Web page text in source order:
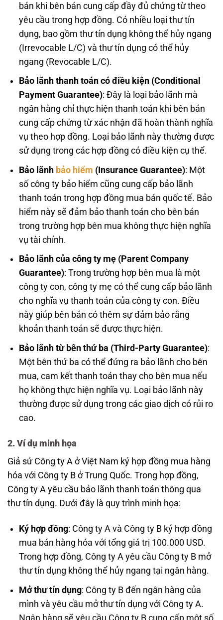
bán khi bên bán cung cấp đầy đủ chứng từ theo
yêu cầu trong hợp đồng. Có nhiều loại thư tín
dụng, bao gồm thư tín dụng không thể hủy ngang
(Irrevocable L/C) và thư tín dụng có thể hủy
ngang (Revocable L/C).
Bảo lãnh thanh toán có điều kiện (Conditional
Payment Guarantee): Đây là loại bảo lãnh mà
ngân hàng chỉ thực hiện thanh toán khi bên bán
cung cấp chứng từ xác nhận đã hoàn thành nghĩa
vụ theo hợp đồng. Loại bảo lãnh này thường được
sử dụng trong các hợp đồng có điều kiện cụ thể.
Bảo lãnh bảo hiểm (Insurance Guarantee): Một
số công ty bảo hiểm cũng cung cấp bảo lãnh
thanh toán trong hợp đồng mua bán quốc tế. Bảo
hiểm này sẽ đảm bảo thanh toán cho bên bán
trong trường hợp bên mua không thực hiện nghĩa
vụ tài chính.
Bảo lãnh của công ty mẹ (Parent Company
Guarantee): Trong trường hợp bên mua là một
công ty con, công ty mẹ có thể cung cấp bảo lãnh
cho nghĩa vụ thanh toán của công ty con. Điều
này giúp bên bán có thêm sự đảm bảo rằng
khoản thanh toán sẽ được thực hiện.
Bảo lãnh từ bên thứ ba (Third-Party Guarantee):
Một bên thứ ba có thể đứng ra bảo lãnh cho bên
mua, cam kết thanh toán thay cho bên mua nếu
họ không thực hiện nghĩa vụ. Loại bảo lãnh này
thường được sử dụng trong các giao dịch có rủi ro
cao.
2. Ví dụ minh họa
Giả sử Công ty A ở Việt Nam ký hợp đồng mua hàng
hóa với Công ty B ở Trung Quốc. Trong hợp đồng,
Công ty A yêu cầu bảo lãnh thanh toán thông qua
thư tín dụng. Dưới đây là quy trình minh họa:
Ký hợp đồng: Công ty A và Công ty B ký hợp đồng
mua bán hàng hóa với tổng giá trị 100.000 USD.
Trong hợp đồng, Công ty A yêu cầu Công ty B mở
thư tín dụng không thể hủy ngang tại ngân hàng.
Mở thư tín dụng: Công ty B đến ngân hàng của
mình và yêu cầu mở thư tín dụng với Công ty A.
Ngân hàng sẽ yêu cầu Công ty B cung cấp một số